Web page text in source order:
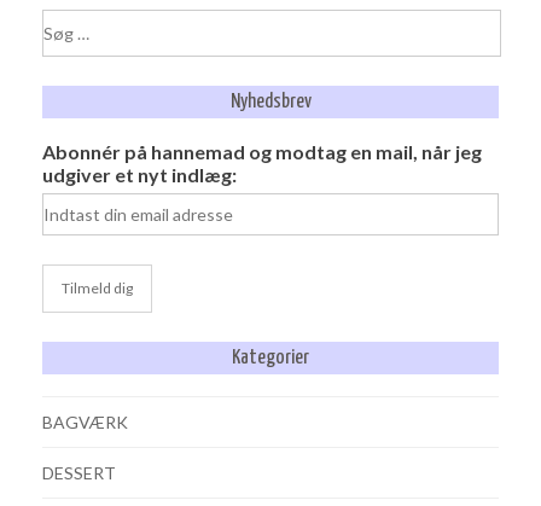
Søg
efter:
Nyhedsbrev
Abonnér på hannemad og modtag en mail, når jeg
udgiver et nyt indlæg:
Kategorier
BAGVÆRK
DESSERT